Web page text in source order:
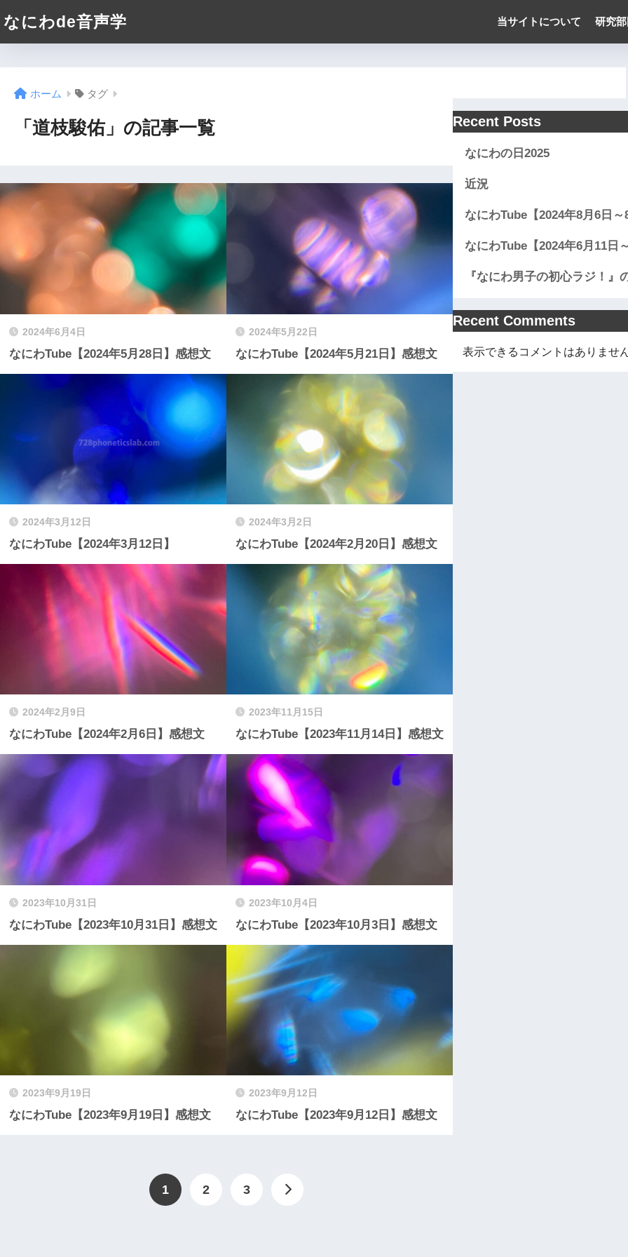
なにわde音声学 当サイトについて 研究
ホーム タグ
「道枝駿佑」の記事一覧
2024年6月4日
なにわTube【2024年5月28日】感想文
2024年5月22日
なにわTube【2024年5月21日】感想文
2024年3月12日
なにわTube【2024年3月12日】
2024年3月2日
なにわTube【2024年2月20日】感想文
2024年2月9日
なにわTube【2024年2月6日】感想文
2023年11月15日
なにわTube【2023年11月14日】感想文
2023年10月31日
なにわTube【2023年10月31日】感想文
2023年10月4日
なにわTube【2023年10月3日】感想文
2023年9月19日
なにわTube【2023年9月19日】感想文
2023年9月12日
なにわTube【2023年9月12日】感想文
1 2 3
Recent Posts
なにわの日2025
近況
なにわTube【2024年8月6日
なにわTube【2024年6月11日
『なにわ男子の初心ラジ！』
Recent Comments
表示できるコメントはありませ